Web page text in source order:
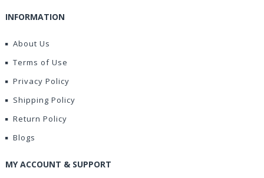
INFORMATION
About Us
Terms of Use
Privacy Policy
Shipping Policy
Return Policy
Blogs
MY ACCOUNT & SUPPORT